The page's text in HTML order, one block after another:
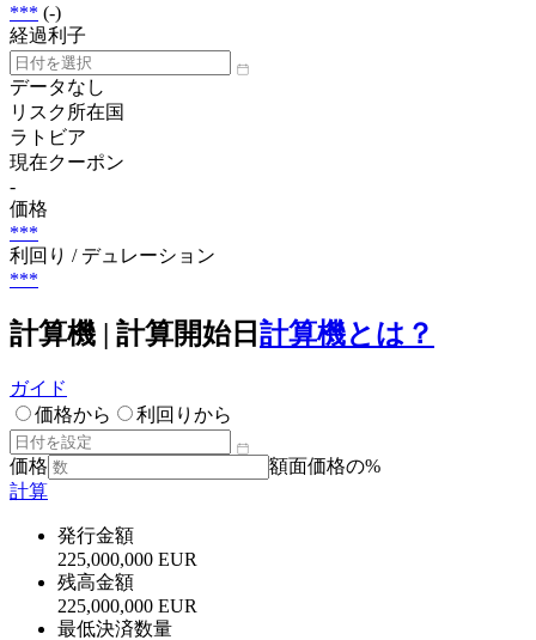
*** (-)
経過利子
データなし
リスク所在国
ラトビア
現在クーポン
-
価格
***
利回り / デュレーション
***
計算機 | 計算開始日 計算機とは？
ガイド
価格から
利回りから
価格
額面価格の%
計算
発行金額
225,000,000 EUR
残高金額
225,000,000 EUR
最低決済数量